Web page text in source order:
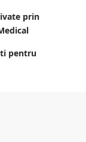
prin
pentru